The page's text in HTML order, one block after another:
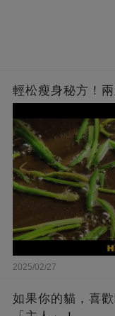
輕松瘦身秘方！
2025/02/27
如果你的貓，喜